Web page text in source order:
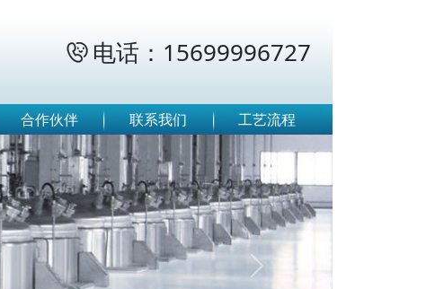
 电话：15699996727
合作伙伴 联系我们 工艺流程
Next